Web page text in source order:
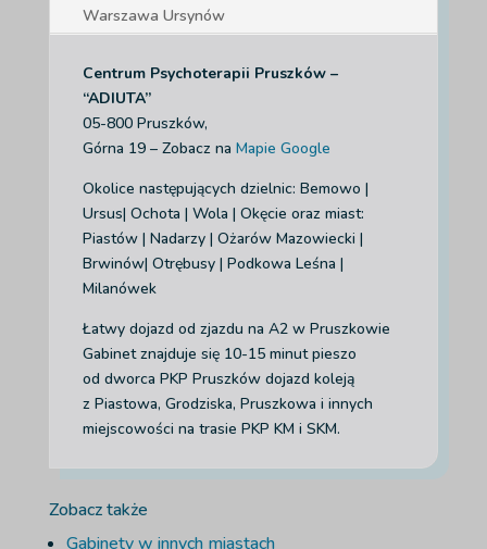
Warszawa Ursynów
Centrum Psychoterapii Pruszków –
“ADIUTA”
05-800 Pruszków,
Górna 19 – Zobacz na Mapie Google
Okolice następujących dzielnic: Bemowo |
Ursus| Ochota | Wola | Okęcie oraz miast:
Piastów | Nadarzy | Ożarów Mazowiecki |
Brwinów| Otrębusy | Podkowa Leśna |
Milanówek
Łatwy dojazd od zjazdu na A2 w Pruszkowie
Gabinet znajduje się 10-15 minut pieszo
od dworca PKP Pruszków dojazd koleją
z Piastowa, Grodziska, Pruszkowa i innych
miejscowości na trasie PKP KM i SKM.
Zobacz także
Gabinety w innych miastach